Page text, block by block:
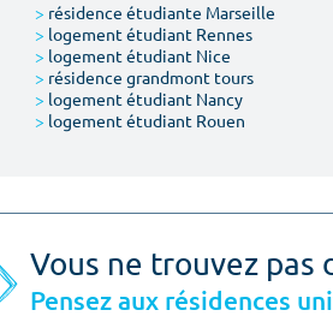
> résidence étudiante Marseille
> logement étudiant Rennes
> logement étudiant Nice
> résidence grandmont tours
> logement étudiant Nancy
> logement étudiant Rouen
Vous ne trouvez pas
Pensez aux résidences